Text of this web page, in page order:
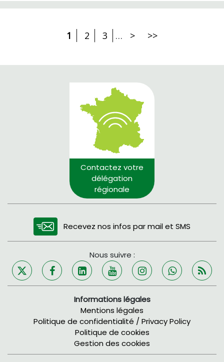
1 2 3 … > >>
Contactez votre
délégation
régionale
Recevez nos infos par mail et SMS
Nous suivre :
Informations légales
Mentions légales
Politique de confidentialité / Privacy Policy
Politique de cookies
Gestion des cookies